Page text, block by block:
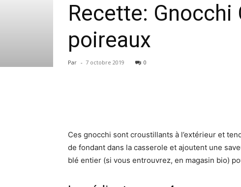
Recette:
poireaux
Par - 7 octobre 2019 0
Ces gnocchi sont croustillants à l’extérieur et
de fondant dans la casserole et ajoutent une
blé entier (si vous entrouvrez, en magasin bio)